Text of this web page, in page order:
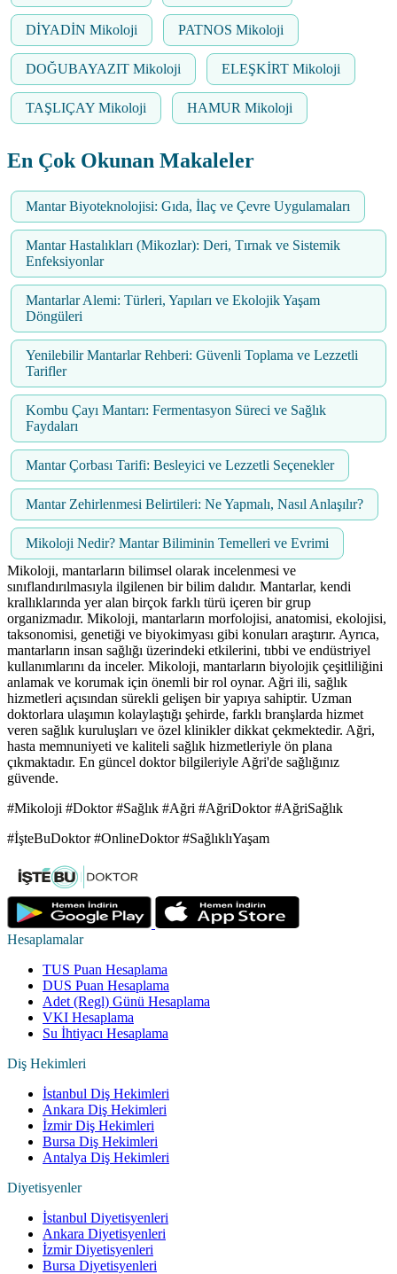
DİYADİN Mikoloji PATNOS Mikoloji
DOĞUBAYAZIT Mikoloji ELEŞKİRT Mikoloji
TAŞLIÇAY Mikoloji HAMUR Mikoloji
En Çok Okunan Makaleler
Mantar Biyoteknolojisi: Gıda, İlaç ve Çevre Uygulamaları
Mantar Hastalıkları (Mikozlar): Deri, Tırnak ve Sistemik
Enfeksiyonlar
Mantarlar Alemi: Türleri, Yapıları ve Ekolojik Yaşam
Döngüleri
Yenilebilir Mantarlar Rehberi: Güvenli Toplama ve Lezzetli
Tarifler
Kombu Çayı Mantarı: Fermentasyon Süreci ve Sağlık
Faydaları
Mantar Çorbası Tarifi: Besleyici ve Lezzetli Seçenekler
Mantar Zehirlenmesi Belirtileri: Ne Yapmalı, Nasıl Anlaşılır?
Mikoloji Nedir? Mantar Biliminin Temelleri ve Evrimi
Mikoloji, mantarların bilimsel olarak incelenmesi ve
sınıflandırılmasıyla ilgilenen bir bilim dalıdır. Mantarlar, kendi
krallıklarında yer alan birçok farklı türü içeren bir grup
organizmadır. Mikoloji, mantarların morfolojisi, anatomisi, ekolojisi,
taksonomisi, genetiği ve biyokimyası gibi konuları araştırır. Ayrıca,
mantarların insan sağlığı üzerindeki etkilerini, tıbbi ve endüstriyel
kullanımlarını da inceler. Mikoloji, mantarların biyolojik çeşitliliğini
anlamak ve korumak için önemli bir rol oynar. Ağri ili, sağlık
hizmetleri açısından sürekli gelişen bir yapıya sahiptir. Uzman
doktorlara ulaşımın kolaylaştığı şehirde, farklı branşlarda hizmet
veren sağlık kuruluşları ve özel klinikler dikkat çekmektedir. Ağri,
hasta memnuniyeti ve kaliteli sağlık hizmetleriyle ön plana
çıkmaktadır. En güncel doktor bilgileriyle Ağri'de sağlığınız
güvende.
#Mikoloji #Doktor #Sağlık #Ağri #AğriDoktor #AğriSağlık
#İşteBuDoktor #OnlineDoktor #SağlıklıYaşam
Hesaplamalar
TUS Puan Hesaplama
DUS Puan Hesaplama
Adet (Regl) Günü Hesaplama
VKI Hesaplama
Su İhtiyacı Hesaplama
Diş Hekimleri
İstanbul Diş Hekimleri
Ankara Diş Hekimleri
İzmir Diş Hekimleri
Bursa Diş Hekimleri
Antalya Diş Hekimleri
Diyetisyenler
İstanbul Diyetisyenleri
Ankara Diyetisyenleri
İzmir Diyetisyenleri
Bursa Diyetisyenleri